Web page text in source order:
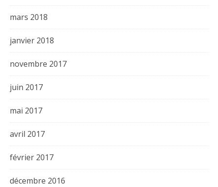
mars 2018
janvier 2018
novembre 2017
juin 2017
mai 2017
avril 2017
février 2017
décembre 2016